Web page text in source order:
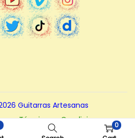
0
Guitarras Artesanas
Términos y Condiciones.
Nota – Aviso legal